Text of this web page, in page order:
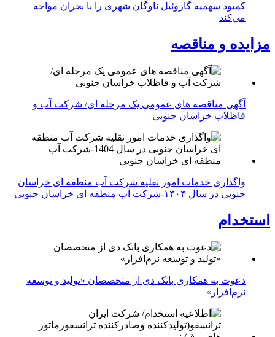
کمبود سهمیه گازوئیل ناوگان شهری را با بحران مواجه
می‌کند
مزایده و مناقصه
آگهی مناقصه های عمومی یک مرحله ای/ شرکت آب و
فاظلاب خراسان جنوبی
واگذاری خدمات امور نقلیه شرکت آب منطقه ای خراسان
جنوبی در سال ۱۴۰۴-شرکت آب منطقه ای خراسان جنوبی
استخدام
دعوت به همکاری بانک دی از متخصصان «تولید و توسعه
نرم‌افزار»